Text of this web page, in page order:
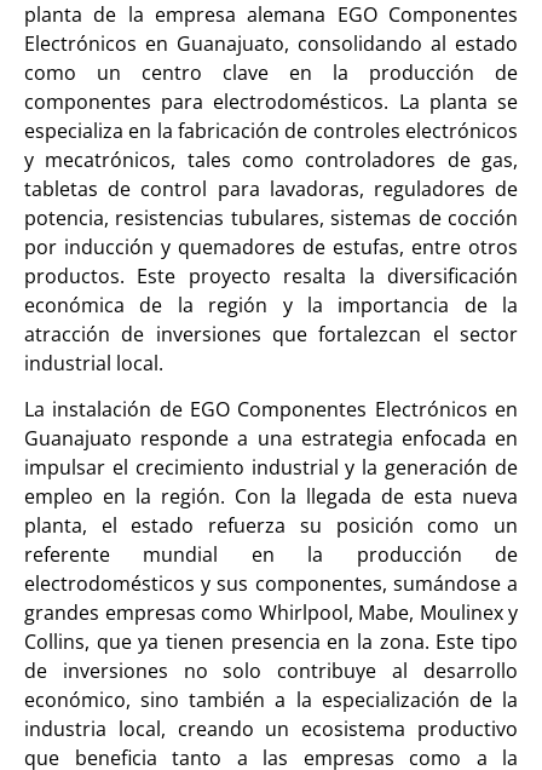
planta de la empresa alemana EGO Componentes
Electrónicos en Guanajuato, consolidando al estado
como un centro clave en la producción de
componentes para electrodomésticos. La planta se
especializa en la fabricación de controles electrónicos
y mecatrónicos, tales como controladores de gas,
tabletas de control para lavadoras, reguladores de
potencia, resistencias tubulares, sistemas de cocción
por inducción y quemadores de estufas, entre otros
productos. Este proyecto resalta la diversificación
económica de la región y la importancia de la
atracción de inversiones que fortalezcan el sector
industrial local.
La instalación de EGO Componentes Electrónicos en
Guanajuato responde a una estrategia enfocada en
impulsar el crecimiento industrial y la generación de
empleo en la región. Con la llegada de esta nueva
planta, el estado refuerza su posición como un
referente mundial en la producción de
electrodomésticos y sus componentes, sumándose a
grandes empresas como Whirlpool, Mabe, Moulinex y
Collins, que ya tienen presencia en la zona. Este tipo
de inversiones no solo contribuye al desarrollo
económico, sino también a la especialización de la
industria local, creando un ecosistema productivo
que beneficia tanto a las empresas como a la